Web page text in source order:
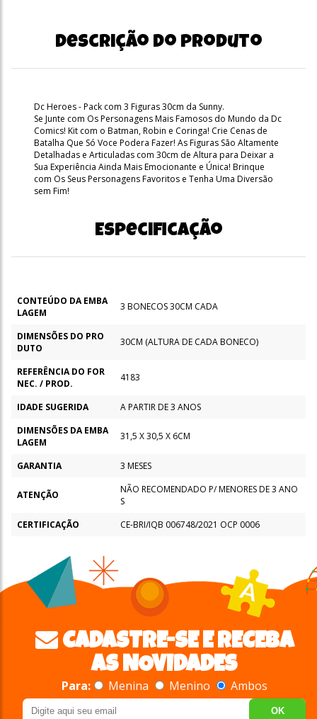
Descrição do produto
Dc Heroes - Pack com 3 Figuras 30cm da Sunny.
Se Junte com Os Personagens Mais Famosos do Mundo da Dc
Comics! Kit com o Batman, Robin e Coringa! Crie Cenas de
Batalha Que Só Voce Podera Fazer! As Figuras São Altamente
Detalhadas e Articuladas com 30cm de Altura para Deixar a
Sua Experiência Ainda Mais Emocionante e Única! Brinque
com Os Seus Personagens Favoritos e Tenha Uma Diversão
sem Fim!
Especificação
CONTEÚDO DA EMBA
LAGEM
3 BONECOS 30CM CADA
DIMENSÕES DO PRO
DUTO
30CM (ALTURA DE CADA BONECO)
REFERÊNCIA DO FOR
NEC. / PROD.
4183
IDADE SUGERIDA
A PARTIR DE 3 ANOS
DIMENSÕES DA EMBA
LAGEM
31,5 X 30,5 X 6CM
GARANTIA 3 MESES
ATENÇÃO
NÃO RECOMENDADO P/ MENORES DE 3 ANO
S
CERTIFICAÇÃO
CE-BRI/IQB 006748/2021 OCP 0006
CADASTRE-SE E RECEBA
AS NOVIDADES
Para: Menina Menino Ambos
OK